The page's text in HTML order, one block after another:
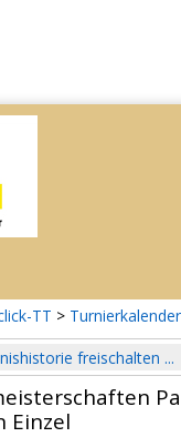
TT > Turnierkalender
freischalten ...
Einzel